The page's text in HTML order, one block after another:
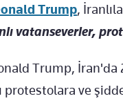
Trump,
vatanseverler,
Trump, İran'da
protestolara ve